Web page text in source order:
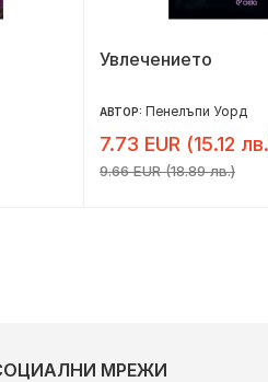
Увлечението
АВТОР: Пенелъпи Уорд
7.73 EUR (15.12
9.66 EUR (18.89 лв.)
МРЕЖИ